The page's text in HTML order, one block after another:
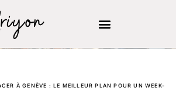
À GENÈVE : LE MEILLEUR PLAN POUR UN WEEK-